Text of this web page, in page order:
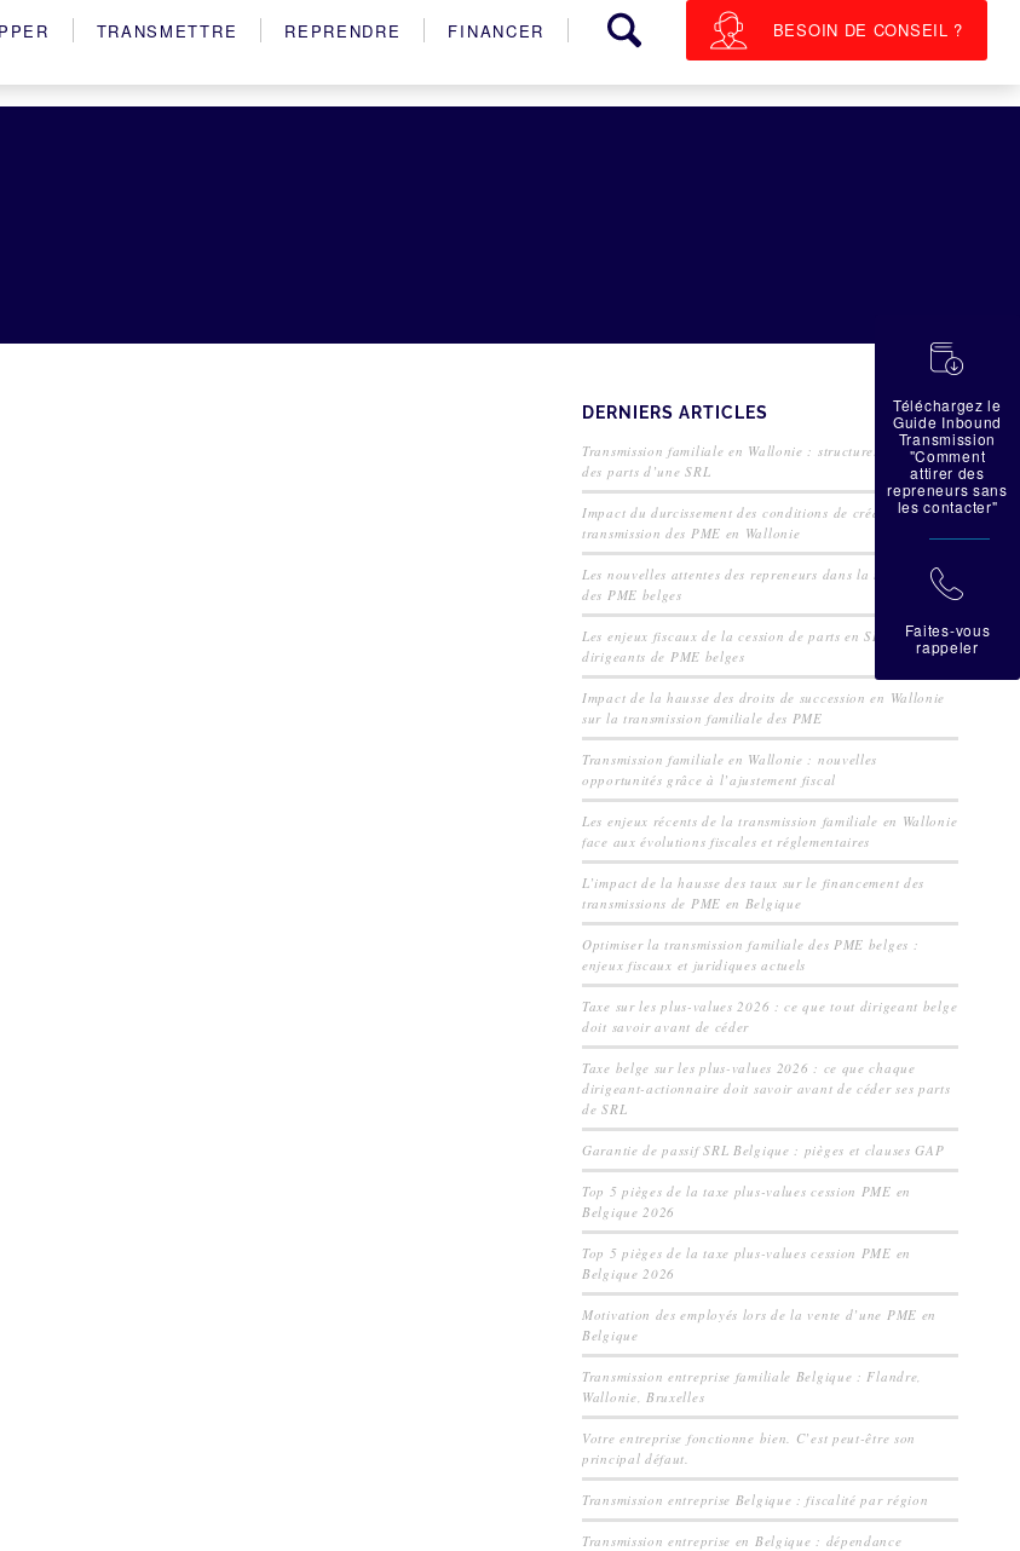
TRANSMETTRE REPRENDRE FINANCER BESOIN DE CONSEIL ?
DERNIERS ARTICLES
Transmission familiale en Wallonie : structurer la cession
des parts d’une SRL
Impact du durcissement des conditions de crédit sur la
transmission des PME en Wallonie
Les nouvelles attentes des repreneurs dans la transmission
des PME belges
Les enjeux fiscaux de la cession de parts en SRL pour les
dirigeants de PME belges
Impact de la hausse des droits de succession en Wallonie
sur la transmission familiale des PME
Transmission familiale en Wallonie : nouvelles
opportunités grâce à l’ajustement fiscal
Les enjeux récents de la transmission familiale en Wallonie
face aux évolutions fiscales et réglementaires
L’impact de la hausse des taux sur le financement des
transmissions de PME en Belgique
Optimiser la transmission familiale des PME belges :
enjeux fiscaux et juridiques actuels
Taxe sur les plus-values 2026 : ce que tout dirigeant belge
doit savoir avant de céder
Taxe belge sur les plus-values 2026 : ce que chaque
dirigeant-actionnaire doit savoir avant de céder ses parts
de SRL
Garantie de passif SRL Belgique : pièges et clauses GAP
Top 5 pièges de la taxe plus-values cession PME en
Belgique 2026
Top 5 pièges de la taxe plus-values cession PME en
Belgique 2026
Motivation des employés lors de la vente d’une PME en
Belgique
Transmission entreprise familiale Belgique : Flandre,
Wallonie, Bruxelles
Votre entreprise fonctionne bien. C’est peut-être son
principal défaut.
Transmission entreprise Belgique : fiscalité par région
Transmission entreprise en Belgique : dépendance
蠟
Téléchargez le
Guide Inbound
Transmission
"Comment
attirer des
repreneurs sans
les contacter"
拉
Faites-vous
rappeler